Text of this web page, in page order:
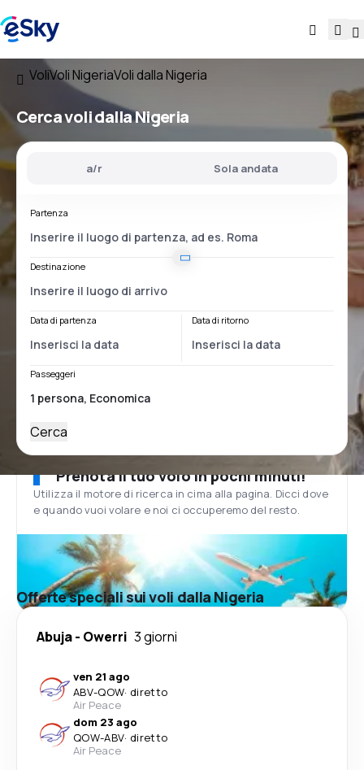
VoliVoli NigeriaVoli dalla Nigeria
Cerca volidalla Nigeria
a/r Sola andata
Partenza
Destinazione
Data di partenza Data di ritorno
Passeggeri
Cerca
Prenota il tuo volo in pochi minuti!
Utilizza il motore di ricerca in cima alla pagina. Dicci dove
e quando vuoi volare e noi ci occuperemo del resto.
Offerte speciali sui voli dalla Nigeria
Abuja- Owerri 3 giorni
ven 21 ago
ABV-QOW· diretto
Air Peace
dom 23 ago
QOW-ABV· diretto
Air Peace